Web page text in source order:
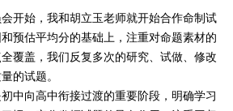
开始，我和胡立玉老师就开始合作命制试
预估平均分的基础上，注重对命题素材的
覆盖，我们反复多次的研究、试做、修改
的试题。
中向高中衔接过渡的重要阶段，明确学习